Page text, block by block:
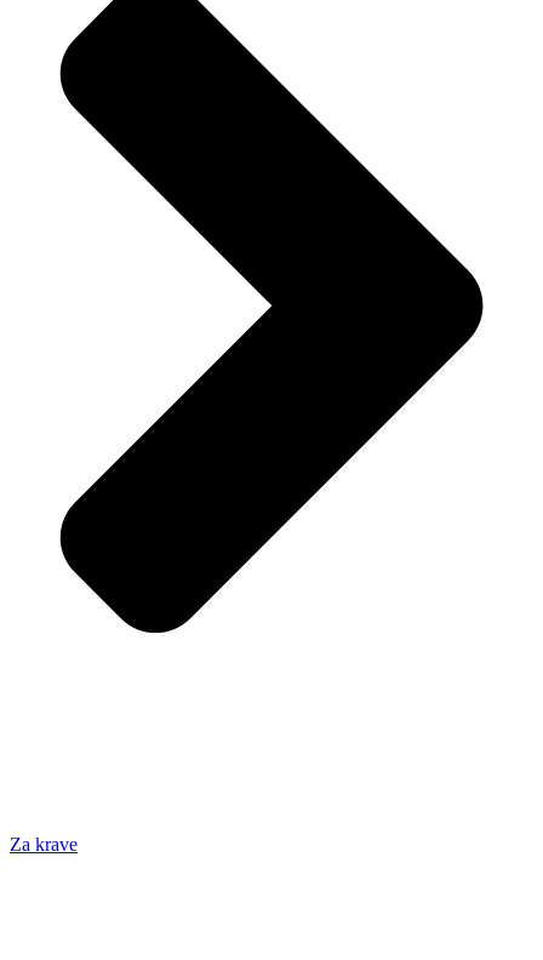
Za krave